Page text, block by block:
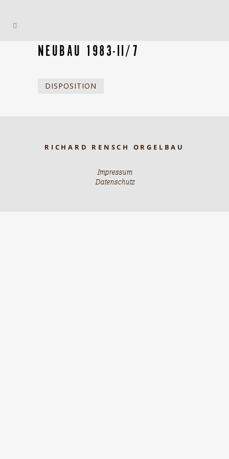
NEUBAU 1983-II/7
DISPOSITION
RICHARD RENSCH ORGELBAU
Impressum
Datenschutz